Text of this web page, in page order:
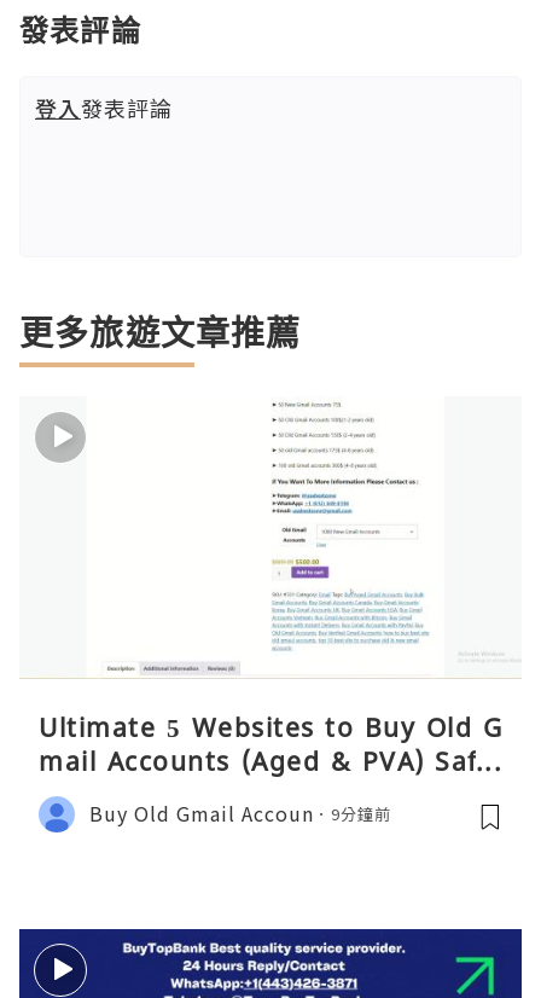
發表評論
登入發表評論
更多旅遊文章推薦
Ultimate 5 Websites to Buy Old G
mail Accounts (Aged & PVA) Safel
y 2026
Buy Old Gmail Accoun 9分鐘前